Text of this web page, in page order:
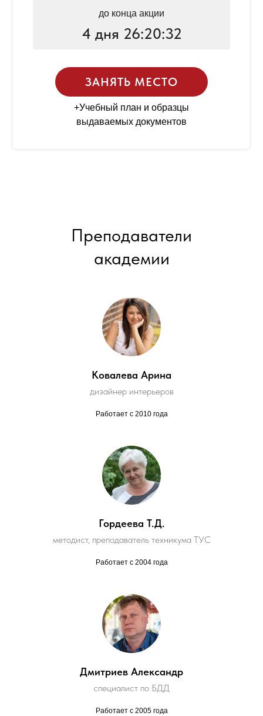
ЗАНЯТЬ МЕСТО
+Учебный план и образцы
выдаваемых документов
4 дня 26:20:32
до конца акции
Преподаватели
академии
Ковалева Арина
дизайнер интерьеров
Работает с 2010 года
Гордеева Т.Д.
методист, преподаватель техникума ТУС
Работает с 2004 года
Дмитриев Александр
специалист по БДД
Работает с 2005 года